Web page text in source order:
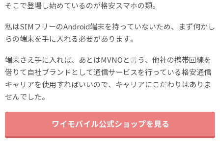
そこで登場し始めているのが格安スマホの類。
私はSIMフリーのAndroid端末を持っていないため、まず何かし
らの端末を手に入れる必要があります。
端末さえ手に入れば、あとはMVNOと言う、他社の携帯回線を
借りて自社ブランドとして通信サービスを行っている格安通信
キャリアを使用すればいいので、キャリアにこだわりはありま
せんでした。
ワイモバイル公式ショップを見る